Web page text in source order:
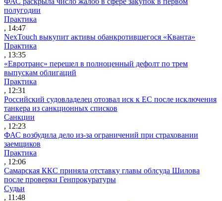
полугодии
Практика
, 14:47
NexTouch выкупит активы обанкротившегося «Кванта»
Практика
, 13:35
«Евротранс» перешел в полноценный дефолт по трем
выпускам облигаций
Практика
, 12:31
Российский судовладелец отозвал иск к ЕС после исключения
танкера из санкционных списков
Санкции
, 12:23
ФАС возбудила дело из-за ограничений при страховании
заемщиков
Практика
, 12:06
Самарская ККС приняла отставку главы облсуда Шилова
после проверки Генпрокуратуры
Судьи
, 11:48